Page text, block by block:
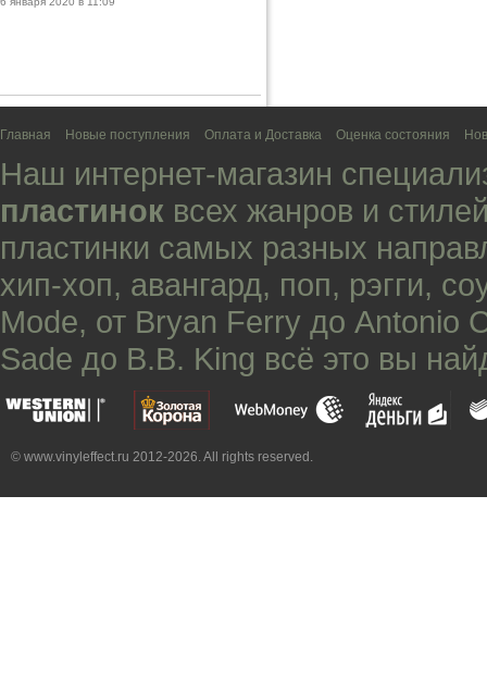
Главная Новые поступления Оплата и Доставка Оценка состояния
Наш интернет-магазин
пластинок всех жанров и
пластинки самых разных
хип-хоп, авангард, поп, рэгги,
Mode, от Bryan Ferry до Antonio
Sade до B.B. King всё это вы
© www.vinyleffect.ru 2012-2026. All rights reserved.